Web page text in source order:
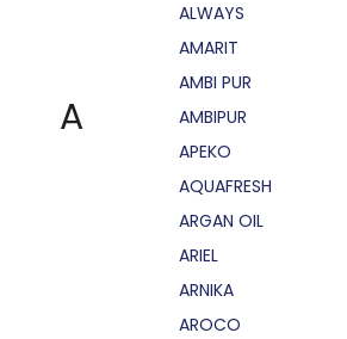
A
ALWAYS
AMARIT
AMBI PUR
AMBIPUR
APEKO
AQUAFRESH
ARGAN OIL
ARIEL
ARNIKA
AROCO